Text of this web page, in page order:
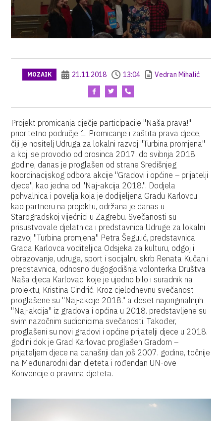
MOZAIK 21.11.2018 13:04 Vedran Mihalić
Projekt promicanja dječje participacije "Naša prava!"
prioritetno područje 1. Promicanje i zaštita prava djece,
čiji je nositelj Udruga za lokalni razvoj "Turbina promjena"
a koji se provodio od prosinca 2017. do svibnja 2018.
godine, danas je proglašen od strane Središnjeg
koordinacijskog odbora akcije "Gradovi i općine – prijatelji
djece", kao jedna od "Naj-akcija 2018.". Dodjela
pohvalnica i povelja koja je dodijeljena Gradu Karlovcu
kao partneru na projektu, održana je danas u
Starogradskoj vijećnici u Zagrebu. Svečanosti su
prisustvovale djelatnica i predstavnica Udruge za lokalni
razvoj "Turbina promjena" Petra Šegulić, predstavnica
Grada Karlovca voditeljica Odsjeka za kulturu, odgoj i
obrazovanje, udruge, sport i socijalnu skrb Renata Kučan i
predstavnica, odnosno dugogodišnja volonterka Društva
Naša djeca Karlovac, koje je ujedno bilo i suradnik na
projektu, Kristina Cindrić. Kroz cjelodnevnu svečanost
proglašene su "Naj-akcije 2018." a deset najoriginalnijih
"Naj-akcija" iz gradova i općina u 2018. predstavljene su
svim nazočnim sudionicima svečanosti. Također,
proglašeni su novi gradovi i općine prijatelji djece u 2018.
godini dok je Grad Karlovac proglašen Gradom –
prijateljem djece na današnji dan još 2007. godine, točnije
na Međunarodni dan djeteta i rođendan UN-ove
Konvencije o pravima djeteta.